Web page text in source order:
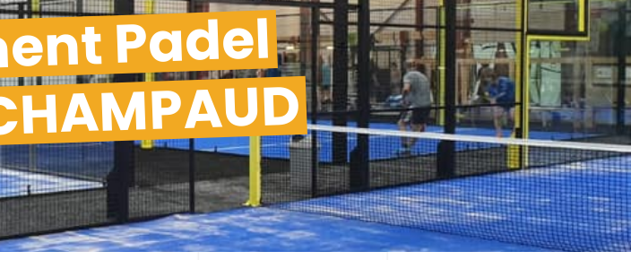
Padel